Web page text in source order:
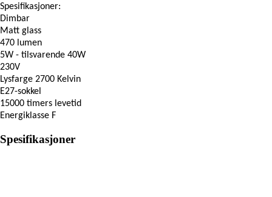
Spesifikasjoner:
Dimbar
Matt glass
470 lumen
5W - tilsvarende 40W
230V
Lysfarge 2700 Kelvin
E27-sokkel
15000 timers levetid
Energiklasse F
Spesifikasjoner